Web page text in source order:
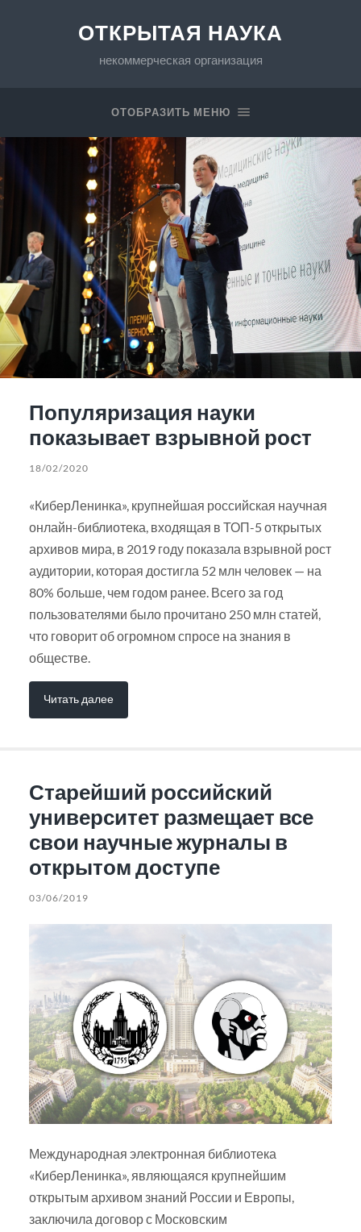
ОТКРЫТАЯ НАУКА
некоммерческая организация
ОТОБРАЗИТЬ МЕНЮ
Популяризация науки
показывает взрывной рост
18/02/2020
«КиберЛенинка», крупнейшая российская научная
онлайн-библиотека, входящая в ТОП-5 открытых
архивов мира, в 2019 году показала взрывной рост
аудитории, которая достигла 52 млн человек — на
80% больше, чем годом ранее. Всего за год
пользователями было прочитано 250 млн статей,
что говорит об огромном спросе на знания в
обществе.
Читать далее
Старейший российский
университет размещает все
свои научные журналы в
открытом доступе
03/06/2019
Международная электронная библиотека
«КиберЛенинка», являющаяся крупнейшим
открытым архивом знаний России и Европы,
заключила договор с Московским